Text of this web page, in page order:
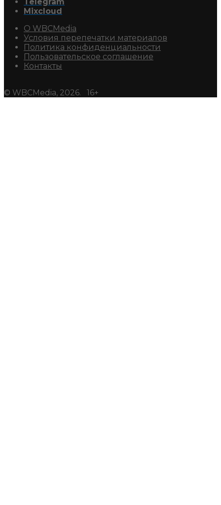
Telegram
Mixcloud
О WBCMedia
Условия перепечатки материалов
Политика конфиденциальности
Пользовательское соглашение
Контакты
© WBCMedia, 2026. 16+